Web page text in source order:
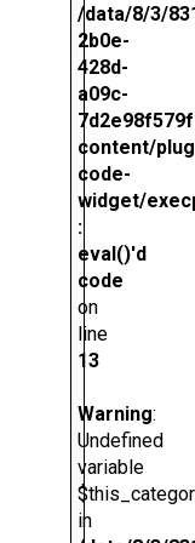
/data/8/3/
2b0e-
428d-
a09c-
content/
code-
widget/
:
eval()'d
code
on
line
13
Warning:
Undefined
variable
in